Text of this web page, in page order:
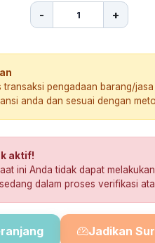
- +
transaksi pengadaan barang/
anda dan sesuai dengan
aktif!
ini Anda tidak dapat
dalam proses verifikasi
Jadikan